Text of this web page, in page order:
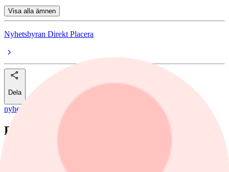
Visa alla ämnen
Nyhetsbyran Direkt Placera
Dela
nyheter Lundin Gold
Rapportfloden: Blandade resultat
bland bolagen som publicerat sina bokslut.